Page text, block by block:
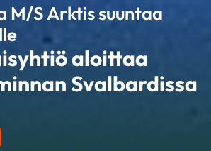
M/S Arktis suuntaa
aloittaa
Svalbardissa